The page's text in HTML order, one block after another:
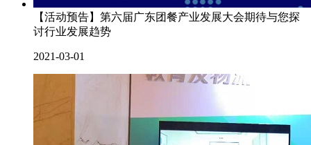
【活动预告】第六届广东团餐产业发展大会期待与您探
讨行业发展趋势
2021-03-01